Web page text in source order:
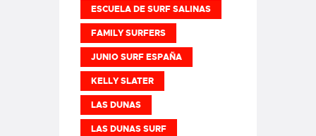
ESCUELA DE SURF SALINAS
FAMILY SURFERS
JUNIO SURF ESPAÑA
KELLY SLATER
LAS DUNAS
LAS DUNAS SURF